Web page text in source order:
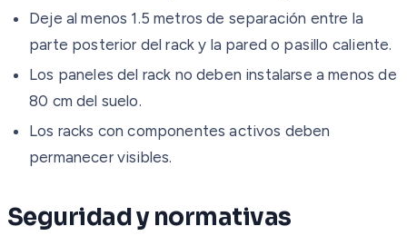
Deje al menos 1.5 metros de separación entre la
parte posterior del rack y la pared o pasillo caliente.
Los paneles del rack no deben instalarse a menos de
80 cm del suelo.
Los racks con componentes activos deben
permanecer visibles.
Seguridad y normativas